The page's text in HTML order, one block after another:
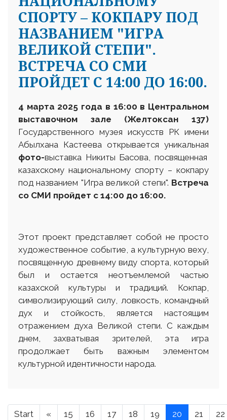
СПОРТУ – КОКПАРУ ПОД
НАЗВАНИЕМ "ИГРА
ВЕЛИКОЙ СТЕПИ".
ВСТРЕЧА СО СМИ
ПРОЙДЕТ С 14:00 ДО 16:00.
4 марта 2025 года в 16:00 в Центральном
выставочном зале (Желтоксан 137)
Государственного музея искусств РК имени
Абылхана Кастеева открывается уникальная
фото-выставка Никиты Басова, посвященная
казахскому национальному спорту – кокпару
под названием "Игра великой степи". Встреча
со СМИ пройдет с 14:00 до 16:00.
Этот проект представляет собой не просто
художественное событие, а культурную веху,
посвященную древнему виду спорта, который
был и остается неотъемлемой частью
казахской культуры и традиций. Кокпар,
символизирующий силу, ловкость, командный
дух и стойкость, является настоящим
отражением духа Великой степи. С каждым
днем, захватывая зрителей, эта игра
продолжает быть важным элементом
культурной идентичности народа.
Start « 15 16 17 18 19 20 21 22